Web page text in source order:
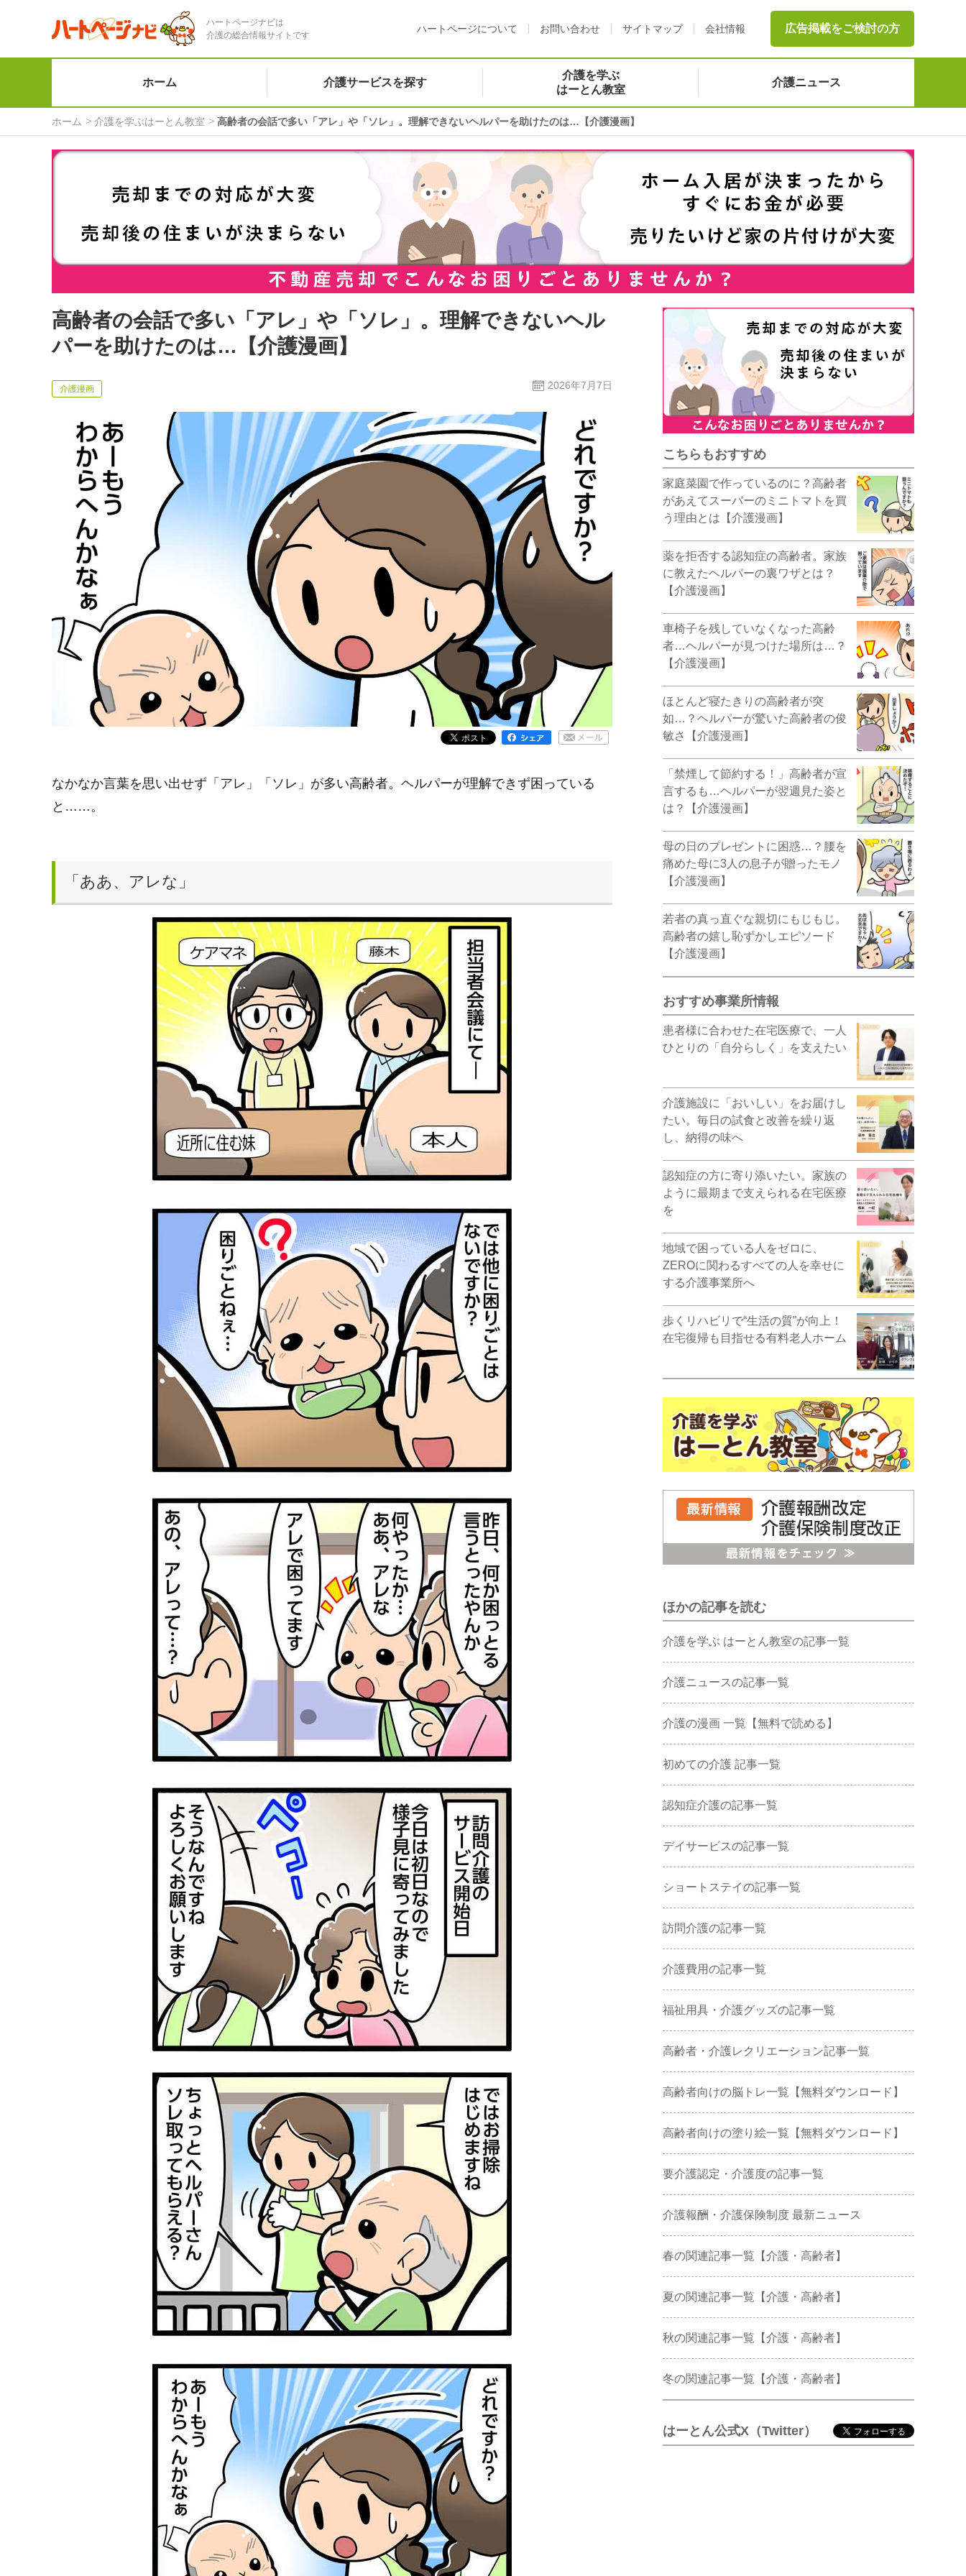
ハートページナビは
介護の総合情報サイトです
ハートページについて お問い合わせ サイトマップ 会社情報 広告掲載をご検討の方
ホーム 介護サービスを探す
介護を学ぶ
はーとん教室
介護ニュース
ホーム 介護を学ぶはーとん教室 高齢者の会話で多い「アレ」や「ソレ」。理解できないヘルパーを助けたのは…【介護漫画】
高齢者の会話で多い「アレ」や「ソレ」。理解できないヘル
パーを助けたのは…【介護漫画】
介護漫画 2026年7月7日
なかなか言葉を思い出せず「アレ」「ソレ」が多い高齢者。ヘルパーが理解できず困っている
と……。
「ああ、アレな」
こちらもおすすめ
家庭菜園で作っているのに？高齢者
があえてスーパーのミニトマトを買
う理由とは【介護漫画】
薬を拒否する認知症の高齢者。家族
に教えたヘルパーの裏ワザとは？
【介護漫画】
車椅子を残していなくなった高齢
者…ヘルパーが見つけた場所は…？
【介護漫画】
ほとんど寝たきりの高齢者が突
如…？ヘルパーが驚いた高齢者の俊
敏さ【介護漫画】
「禁煙して節約する！」高齢者が宣
言するも…ヘルパーが翌週見た姿と
は？【介護漫画】
母の日のプレゼントに困惑…？腰を
痛めた母に3人の息子が贈ったモノ
【介護漫画】
若者の真っ直ぐな親切にもじもじ。
高齢者の嬉し恥ずかしエピソード
【介護漫画】
おすすめ事業所情報
患者様に合わせた在宅医療で、一人
ひとりの「自分らしく」を支えたい
介護施設に「おいしい」をお届けし
たい。毎日の試食と改善を繰り返
し、納得の味へ
認知症の方に寄り添いたい。家族の
ように最期まで支えられる在宅医療
を
地域で困っている人をゼロに、
ZEROに関わるすべての人を幸せに
する介護事業所へ
歩くリハビリで“生活の質”が向上！
在宅復帰も目指せる有料老人ホーム
ほかの記事を読む
介護を学ぶ はーとん教室の記事一覧
介護ニュースの記事一覧
介護の漫画 一覧【無料で読める】
初めての介護 記事一覧
認知症介護の記事一覧
デイサービスの記事一覧
ショートステイの記事一覧
訪問介護の記事一覧
介護費用の記事一覧
福祉用具・介護グッズの記事一覧
高齢者・介護レクリエーション記事一覧
高齢者向けの脳トレ一覧【無料ダウンロード】
高齢者向けの塗り絵一覧【無料ダウンロード】
要介護認定・介護度の記事一覧
介護報酬・介護保険制度 最新ニュース
春の関連記事一覧【介護・高齢者】
夏の関連記事一覧【介護・高齢者】
秋の関連記事一覧【介護・高齢者】
冬の関連記事一覧【介護・高齢者】
はーとん公式X（Twitter）